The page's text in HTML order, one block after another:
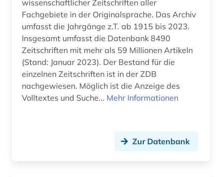
wissenschaftlicher Zeitschriften aller
Fachgebiete in der Originalsprache. Das Archiv
umfasst die Jahrgänge z.T. ab 1915 bis 2023.
Insgesamt umfasst die Datenbank 8490
Zeitschriften mit mehr als 59 Millionen Artikeln
(Stand: Januar 2023). Der Bestand für die
einzelnen Zeitschriften ist in der ZDB
nachgewiesen. Möglich ist die Anzeige des
Volltextes und Suche... Mehr Informationen
Zur Datenbank